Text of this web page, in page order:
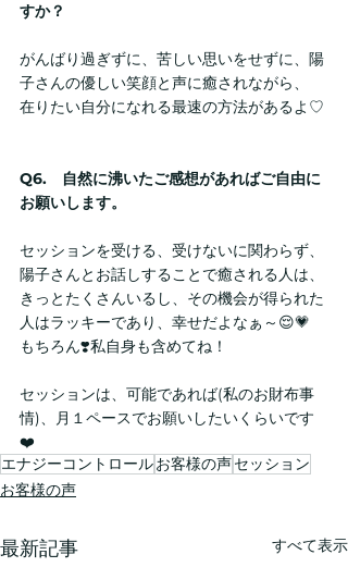
すか？
がんばり過ぎずに、苦しい思いをせずに、陽
子さんの優しい笑顔と声に癒されながら、
在りたい自分になれる最速の方法があるよ♡
Q6.　自然に沸いたご感想があればご自由に
お願いします。
セッションを受ける、受けないに関わらず、
陽子さんとお話しすることで癒される人は、
きっとたくさんいるし、その機会が得られた
人はラッキーであり、幸せだよなぁ～😌💗
もちろん❣️私自身も含めてね！
セッションは、可能であれば(私のお財布事
情)、月１ペースでお願いしたいくらいです
❤️
エナジーコントロールお客様の声セッション
お客様の声
最新記事 すべて表示